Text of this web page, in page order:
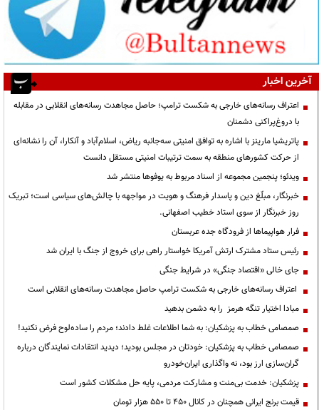
آخرین اخبار
اعتراف رسانه‌های خارجی به شکست ترامپ؛ حاصل مجاهدت رسانه‌های انقلابی در مقابله
با دروغ‌پراکنی دشمنان
پاتریشیا مارینز با اشاره به توافق امنیتی سه‌جانبه ریاض، اسلام‌آباد و آنکارا، آن را نشانه‌ای
از حرکت کشورهای منطقه به سمت ترتیبات امنیتی مستقل دانست
ویدئو؛ پنجمین مجموعه از اسناد مربوط به یوفوها منتشر شد
خبرنگار، مبلّغ دین و پاسدار فرهنگ و هویت در مواجهه با چالش‌های سیاسی است؛ تبریک
روز خبرنگار از سوی استاد خطیب اصفهانی.
فرار هواپیماها از فرودگاه جده عربستان
رئیس ستاد مشترک ارتش آمریکا خواستار راهی برای خروج از جنگ با ایران شد
جای خالی «اقتصاد جنگی» در شرایط جنگی
اعتراف رسانه‌های خارجی به شکست ترامپ حاصل مجاهدت رسانه‌های انقلابی است
مبادا اختیار تنگه هرمز را به دشمن بدهید
صمصامی خطاب به پزشکیان: به شما اطلاعات غلط دادند؛ مردم را ساده‌لوح فرض نکنید!
صمصامی خطاب به پزشکیان: خودتان در مجلس بودید؛ دیدید انتقادات نمایندگان درباره
گران‌سازی ارز بود، نه واگذاری ایران‌خودرو
پزشکیان: خدمت بی‌منت و مشارکت مردمی، پایه حل مشکلات کشور است
قیمت‌ برنج ایرانی همچنان در کانال ۴۵۰ تا ۵۵۰ هزار تومان